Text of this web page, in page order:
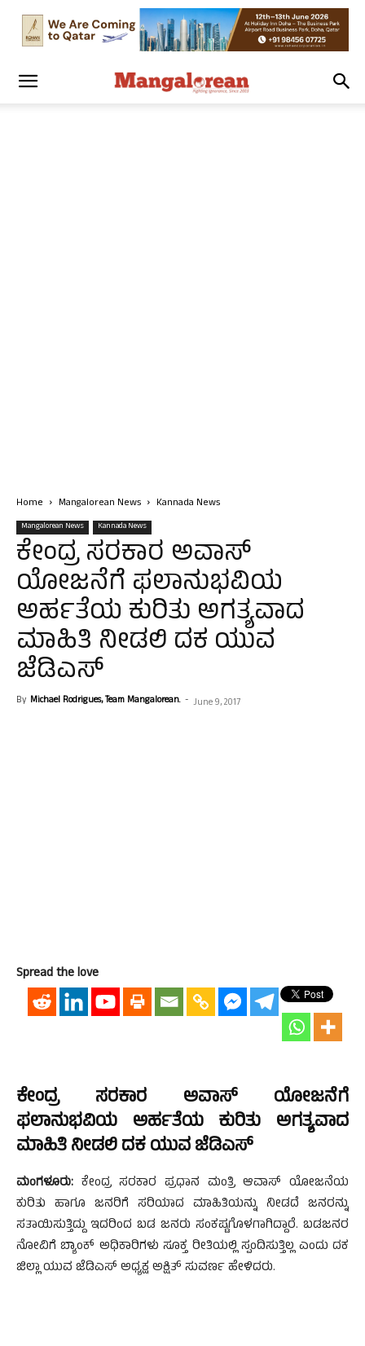
Home Mangalorean News Kannada News
Mangalorean News Kannada News
ಕೇಂದ್ರ ಸರಕಾರ ಅವಾಸ್
ಯೋಜನೆಗೆ ಫಲಾನುಭವಿಯ
ಅರ್ಹತೆಯ ಕುರಿತು ಅಗತ್ಯವಾದ
ಮಾಹಿತಿ ನೀಡಲಿ ದಕ ಯುವ
ಜೆಡಿಎಸ್
By Michael Rodrigues, Team Mangalorean. - June 9, 2017
Spread the love
ಕೇಂದ್ರ ಸರಕಾರ ಅವಾಸ್ ಯೋಜನೆಗೆ
ಫಲಾನುಭವಿಯ ಅರ್ಹತೆಯ ಕುರಿತು ಅಗತ್ಯವಾದ
ಮಾಹಿತಿ ನೀಡಲಿ ದಕ ಯುವ ಜೆಡಿಎಸ್
ಮಂಗಳೂರು: ಕೇಂದ್ರ ಸರಕಾರ ಪ್ರಧಾನ ಮಂತ್ರಿ ಆವಾಸ್ ಯೋಜನೆಯ
ಕುರಿತು ಹಾಗೂ ಜನರಿಗೆ ಸರಿಯಾದ ಮಾಹಿತಿಯನ್ನು ನೀಡದೆ ಜನರನ್ನು
ಸತಾಯಿಸುತ್ತಿದ್ದು ಇದರಿಂದ ಬಡ ಜನರು ಸಂಕಷ್ಟಗೊಳಗಾಗಿದ್ದಾರೆ. ಬಡಜನರ
ನೋವಿಗೆ ಬ್ಯಾಂಕ್ ಅಧಿಕಾರಿಗಳು ಸೂಕ್ತ ರೀತಿಯಲ್ಲಿ ಸ್ಪಂದಿಸುತ್ತಿಲ್ಲ ಎಂದು ದಕ
ಜಿಲ್ಲಾ ಯುವ ಜೆಡಿಎಸ್ ಅಧ್ಯಕ್ಷ ಅಕ್ಷಿತ್ ಸುವರ್ಣ ಹೇಳಿದರು.